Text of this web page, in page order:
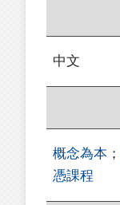
中文
概念為本 ；
憑課程